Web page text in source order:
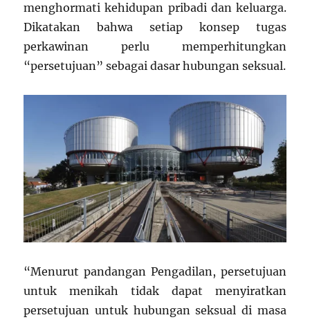
menghormati kehidupan pribadi dan keluarga.
Dikatakan bahwa setiap konsep tugas
perkawinan perlu memperhitungkan
“persetujuan” sebagai dasar hubungan seksual.
“Menurut pandangan Pengadilan, persetujuan
untuk menikah tidak dapat menyiratkan
persetujuan untuk hubungan seksual di masa